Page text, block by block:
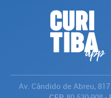
Av. Cândido de Abreu, 817